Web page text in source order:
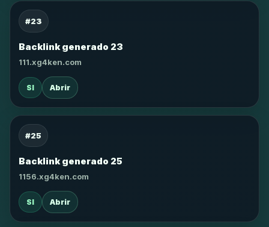
#23
Backlink generado 23
111.xg4ken.com
SI Abrir
#25
Backlink generado 25
1156.xg4ken.com
SI Abrir